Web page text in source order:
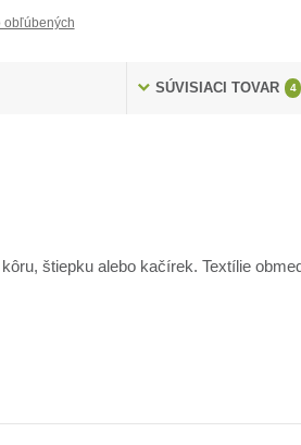
obľúbených
SÚVISIACI TOVAR 4
štiepku alebo kačírek. Textílie